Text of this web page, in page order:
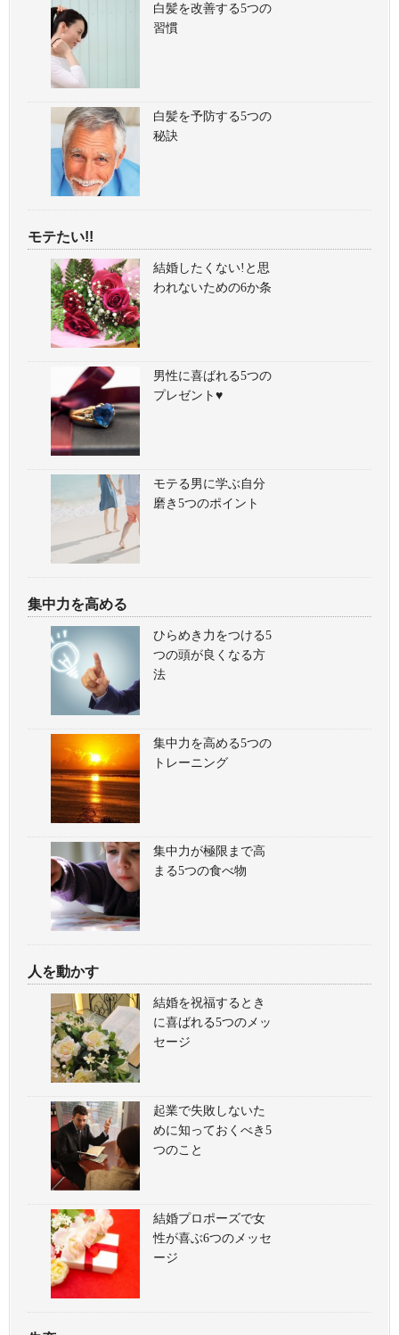
白髪を改善する5つの
習慣
白髪を予防する5つの
秘訣
モテたい!!
結婚したくない!と思
われないための6か条
男性に喜ばれる5つの
プレゼント♥
モテる男に学ぶ自分
磨き5つのポイント
集中力を高める
ひらめき力をつける5
つの頭が良くなる方
法
集中力を高める5つの
トレーニング
集中力が極限まで高
まる5つの食べ物
人を動かす
結婚を祝福するとき
に喜ばれる5つのメッ
セージ
起業で失敗しないた
めに知っておくべき5
つのこと
結婚プロポーズで女
性が喜ぶ6つのメッセ
ージ